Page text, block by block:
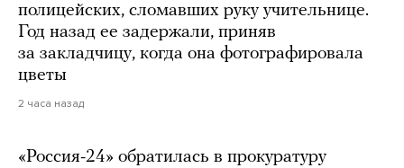
полицейских, сломавших руку учительнице.
Год назад ее задержали, приняв
за закладчицу, когда она фотографировала
цветы
2 часа назад
«Россия-24» обратилась в прокуратуру